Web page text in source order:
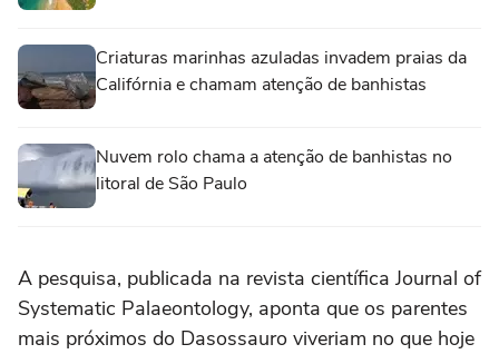
Criaturas marinhas azuladas invadem praias da
Califórnia e chamam atenção de banhistas
Nuvem rolo chama a atenção de banhistas no
litoral de São Paulo
A pesquisa, publicada na revista científica Journal of
Systematic Palaeontology, aponta que os parentes
mais próximos do Dasossauro viveriam no que hoje